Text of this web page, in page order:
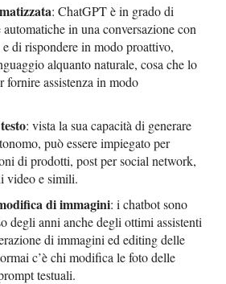
: ChatGPT è in grado di
automatiche in una conversazione con
di rispondere in modo proattivo,
alquanto naturale, cosa che lo
fornire assistenza in modo
: vista la sua capacità di generare
può essere impiegato per
di prodotti, post per social network,
video e simili.
di immagini: i chatbot sono
degli anni anche degli ottimi assistenti
di immagini ed editing delle
c’è chi modifica le foto delle
testuali.